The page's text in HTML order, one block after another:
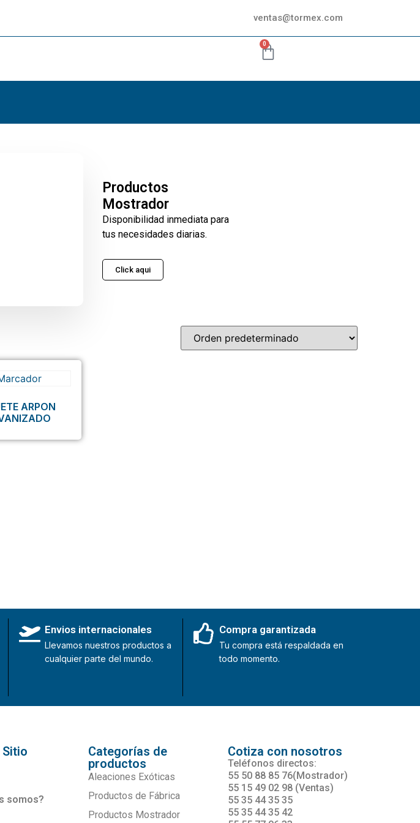
ventas@tormex.com
0
Productos
Mostrador
Disponibilidad inmediata para
tus necesidades diarias.
Click aqui
ARPON
Envios internacionales
Llevamos nuestros productos a
cualquier parte del mundo.
Compra garantizada
Tu compra está respaldada en
todo momento.
Sitio
somos?
Categorías de
productos
Aleaciones Exóticas
Productos de Fábrica
Productos Mostrador
Cotiza con nosotros
Teléfonos directos:
55 50 88 85 76(Mostrador)
55 15 49 02 98 (Ventas)
55 35 44 35 35
55 35 44 35 42